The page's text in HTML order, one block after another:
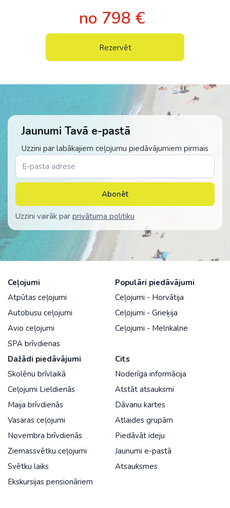
no 798 €
Rezervēt
Jaunumi Tavā e-pastā
Uzzini par labākajiem ceļojumu piedāvājumiem pirmais
Abonēt
Uzzini vairāk par privātuma politiku
Ceļojumi
Atpūtas ceļojumi
Autobusu ceļojumi
Avio ceļojumi
SPA brīvdienas
Populāri piedāvājumi
Ceļojumi - Horvātija
Ceļojumi - Grieķija
Ceļojumi - Melnkalne
Dažādi piedāvājumi
Skolēnu brīvlaikā
Ceļojumi Lieldienās
Maija brīvdienās
Vasaras ceļojumi
Novembra brīvdienās
Ziemassvētku ceļojumi
Svētku laiks
Ekskursijas pensionāriem
Cits
Noderīga informācija
Atstāt atsauksmi
Dāvanu kartes
Atlaides grupām
Piedāvāt ideju
Jaunumi e-pastā
Atsauksmes